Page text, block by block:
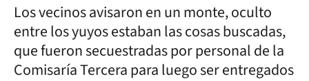
Los vecinos avisaron en un monte, oculto
entre los yuyos estaban las cosas buscadas,
que fueron secuestradas por personal de la
Comisaría Tercera para luego ser entregados